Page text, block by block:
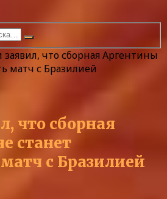
заявил, что сборная Аргентины
матч с Бразилией
что сборная
станет
с Бразилией